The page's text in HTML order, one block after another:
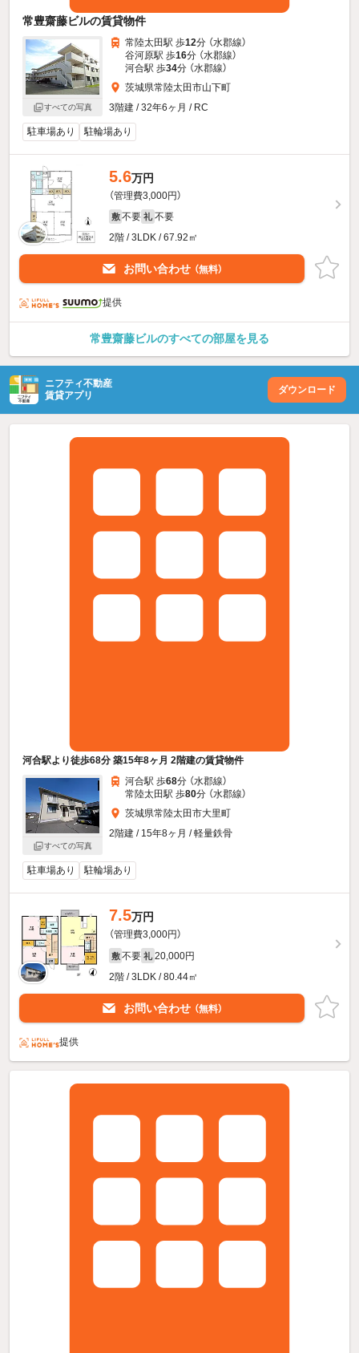
常豊齋藤ビルの賃貸物件
すべての写真
常陸太田駅 歩12分 （水郡線）
谷河原駅 歩16分 （水郡線）
河合駅 歩34分 （水郡線）
茨城県常陸太田市山下町
3階建 / 32年6ヶ月 / RC
駐車場あり 駐輪場あり
5.6万円
（管理費3,000円）
敷 不要 礼 不要
2階 / 3LDK / 67.92㎡
お問い合わせ （無料）
提供
常豊齋藤ビルのすべての部屋を見る
ニフティ不動産
賃貸アプリ
ダウンロード
河合駅より徒歩68分 築15年8ヶ月 2階建の賃貸物件
すべての写真
河合駅 歩68分 （水郡線）
常陸太田駅 歩80分 （水郡線）
茨城県常陸太田市大里町
2階建 / 15年8ヶ月 / 軽量鉄骨
駐車場あり 駐輪場あり
7.5万円
（管理費3,000円）
敷 不要 礼 20,000円
2階 / 3LDK / 80.44㎡
お問い合わせ （無料）
提供